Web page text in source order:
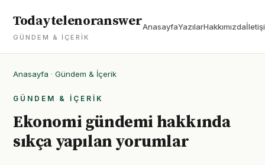
Todaytelenoranswer
GÜNDEM & İÇERIK
AnasayfaYazılarHakkımızda
Anasayfa · Gündem & İçerik
GÜNDEM & İÇERIK
Ekonomi gündemi hakkında
sıkça yapılan yorumlar